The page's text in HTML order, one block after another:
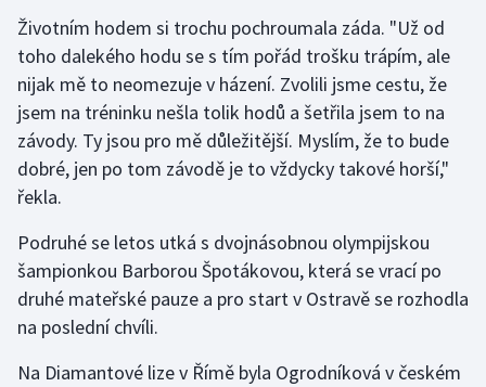
Házená
Jezdectví
Judo
Krasobruslení
Lezení
Lyže a snowboard
Životním hodem si trochu pochroumala záda. "Už od
toho dalekého hodu se s tím pořád trošku trápím, ale
nijak mě to neomezuje v házení. Zvolili jsme cestu, že
jsem na tréninku nešla tolik hodů a šetřila jsem to na
závody. Ty jsou pro mě důležitější. Myslím, že to bude
dobré, jen po tom závodě je to vždycky takové horší,"
řekla.
Podruhé se letos utká s dvojnásobnou olympijskou
šampionkou Barborou Špotákovou, která se vrací po
druhé mateřské pauze a pro start v Ostravě se rozhodla
na poslední chvíli.
Na Diamantové lize v Římě byla Ogrodníková v českém